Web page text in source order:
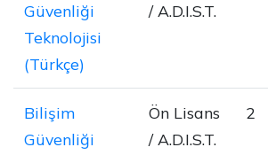
Güvenliği
Teknolojisi
(Türkçe)
/ A.D.I.S.T.
Bilişim
Güvenliği
Ön Lisans
/ A.D.I.S.T.
2